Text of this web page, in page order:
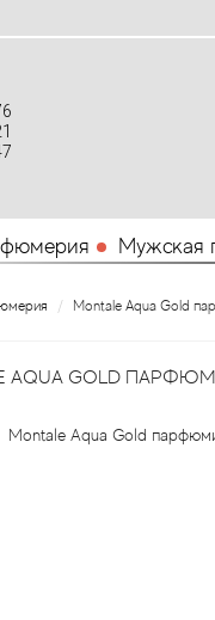
Мужская
Montale Aqua Gold
AQUA GOLD